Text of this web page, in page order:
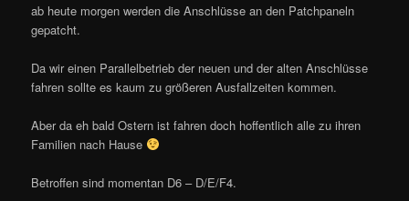
ab heute morgen werden die Anschlüsse an den Patchpaneln
gepatcht.
Da wir einen Parallelbetrieb der neuen und der alten Anschlüsse
fahren sollte es kaum zu größeren Ausfallzeiten kommen.
Aber da eh bald Ostern ist fahren doch hoffentlich alle zu ihren
Familien nach Hause
Betroffen sind momentan D6 – D/E/F4.